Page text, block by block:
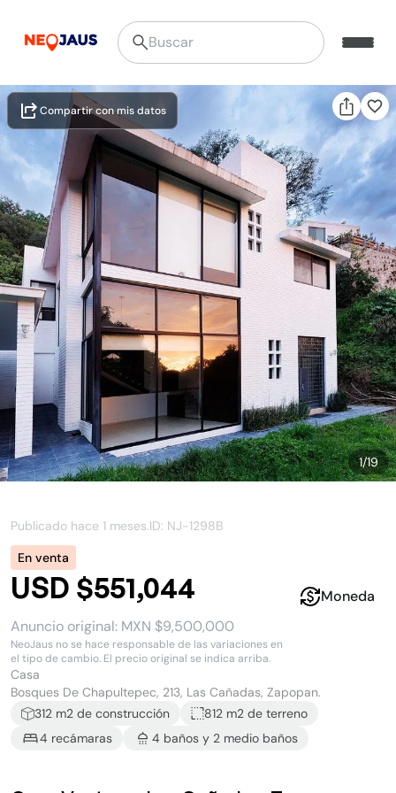
1/19
Compartir con mis datos
Publicado hace 1 meses.ID: NJ-1298B
En venta
USD $551,044
Anuncio original: MXN $9,500,000
NeoJaus no se hace responsable de las variaciones en
el tipo de cambio. El precio original se indica arriba.
Moneda
Casa
Bosques De Chapultepec, 213, Las Cañadas, Zapopan.
312 m2 de construcción 812 m2 de terreno
4 recámaras 4 baños y 2 medio baños